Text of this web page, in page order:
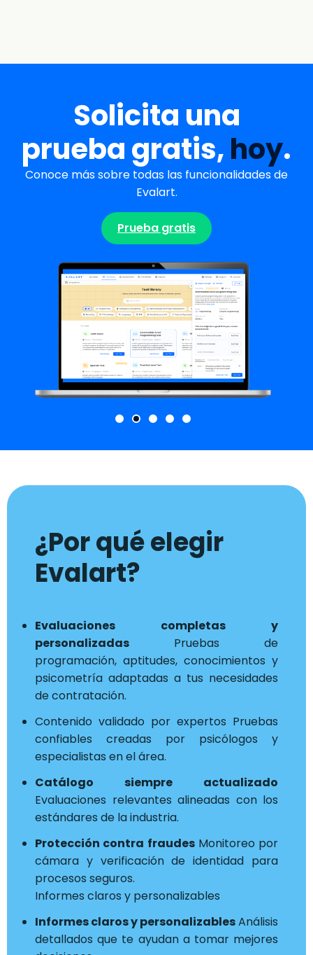
Solicita una
prueba gratis,hoy.
Conoce más sobre todas las funcionalidades de
Evalart.
Prueba gratis
¿Por qué elegir
Evalart?
Evaluaciones completas y
personalizadas Pruebas de
programación, aptitudes, conocimientos y
psicometría adaptadas a tus necesidades
de contratación.
Contenido validado por expertos Pruebas
confiables creadas por psicólogos y
especialistas en el área.
Catálogo siempre actualizado
Evaluaciones relevantes alineadas con los
estándares de la industria.
Protección contra fraudesMonitoreo por
cámara y verificación de identidad para
procesos seguros.
Informes claros y personalizables
Informes claros y personalizablesAnálisis
detallados que te ayudan a tomar mejores